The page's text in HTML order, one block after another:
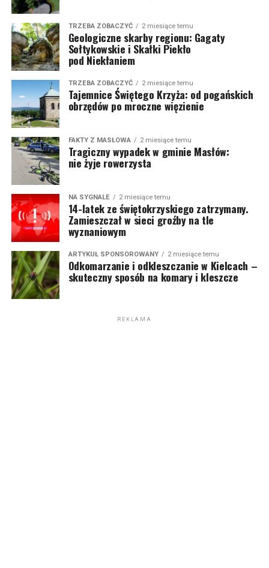
TRZEBA ZOBACZYĆ 2 miesiące temu
Geologiczne skarby regionu: Gagaty
Sołtykowskie i Skałki Piekło
pod Niekłaniem
TRZEBA ZOBACZYĆ 2 miesiące temu
Tajemnice Świętego Krzyża: od pogańskich
obrzędów po mroczne więzienie
FAKTY Z MASŁOWA 2 miesiące temu
Tragiczny wypadek w gminie Masłów:
nie żyje rowerzysta
NA SYGNALE 2 miesiące temu
14-latek ze świętokrzyskiego zatrzymany.
Zamieszczał w sieci groźby na tle
wyznaniowym
ARTYKUŁ SPONSOROWANY 2 miesiące temu
Odkomarzanie i odkleszczanie w Kielcach –
skuteczny sposób na komary i kleszcze
REKLAMA